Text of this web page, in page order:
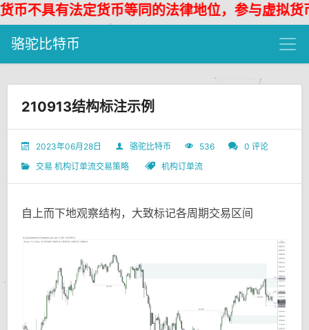
不具有法定货币等同的法律地位，参与虚拟货
骆驼比特币
210913结构标注示例
2023年06月28日 骆驼比特币 536
0 评论
交易 机构订单流交易策略 机构订单流
自上而下地观察结构，大致标记各周期交易区间